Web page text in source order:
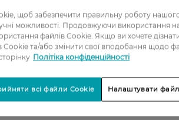
5
колір, не електризуються до
якість. Тепер - мої улюблені.
щоб забезпечити правильну роботу
можливості. Продовжуючи використання
файлів Cookie. Якщо ви хочете
та/або змінити свої вподобання щодо
Політіка конфіденційності
Налаштувати
всі файли Cookie